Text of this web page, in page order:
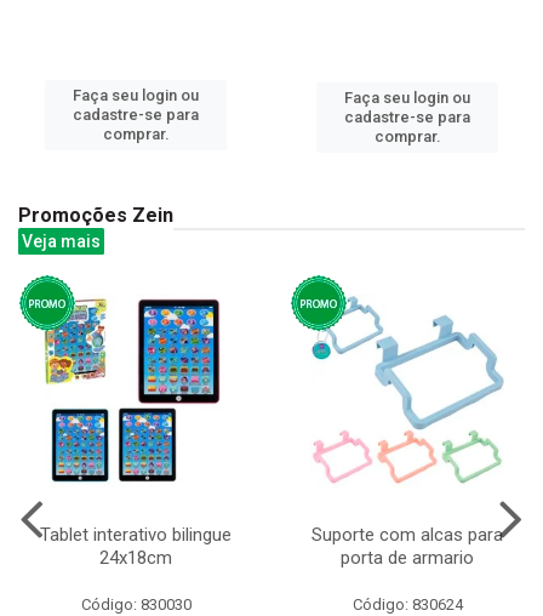
Faça seu login ou
cadastre-se para
comprar.
Faça seu login ou
cadastre-se para
comprar.
Promoções Zein
Veja mais
Tablet interativo bilingue
24x18cm
Código: 830030
Suporte com alcas para
porta de armario
Código: 830624